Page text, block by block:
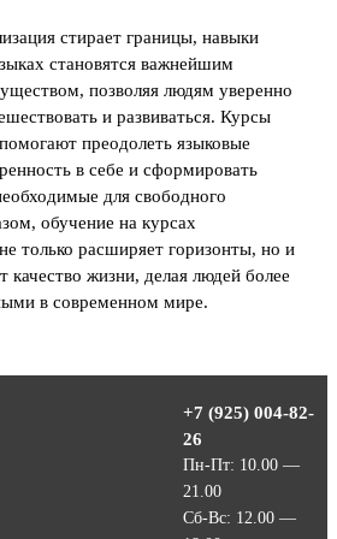
стирает границы, навыки
становятся важнейшим
позволяя людям уверенно
и развиваться. Курсы
преодолеть языковые
в себе и сформировать
для свободного
обучение на курсах
только расширяет горизонты, но и
качество жизни, делая людей более
в современном мире.
+7 (925) 004-82-
26
Пн-Пт: 10.00 —
21.00
Сб-Вс: 12.00 —